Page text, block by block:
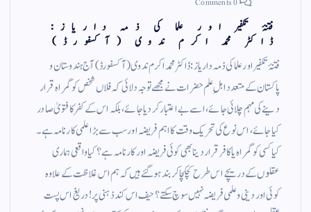
فتنۂ تکفیر اور علما کی ذمہ داریاز:
ڈاکٹر محمد اکرم ندوی (آکسفورڈ)
فتنۂ تکفیر اور علما کی ذمہ داریاز: ڈاکٹر محمد اکرم ندوی (آکسفورڈ) آج ہندوستان و
پاکستان کے متعدد اہلِ علم حضرات نے مجھے توجہ دلائی کہ فلاں شخص کو گمراہ قرار
دینے کی مہم چلائی جائے، اسے بے اعتبار کر دیا جائے، بلکہ اس کے کفر کا فتویٰ صادر
کیا جائے، اس نوع کی تحریک وقت کا اہم فریضہ اور سب سے بڑا علمی کارنامہ ہے۔
کیا کسی کو گمراہ یا کافر قرار دینا بھی کوئی فریضہ اور کارنامہ ہے؟ کیا واقعی ہماری
عقلوں کے دریچے اس طرح کچکچا کر بند ہو گئے ہیں کہ ہم اس غلاظت کے علاوہ
کوئی اور دینی و علمی فریضہ نہیں سوچ سکتے؟ حیف اس کند ذہنی پر! دریغ اس پست